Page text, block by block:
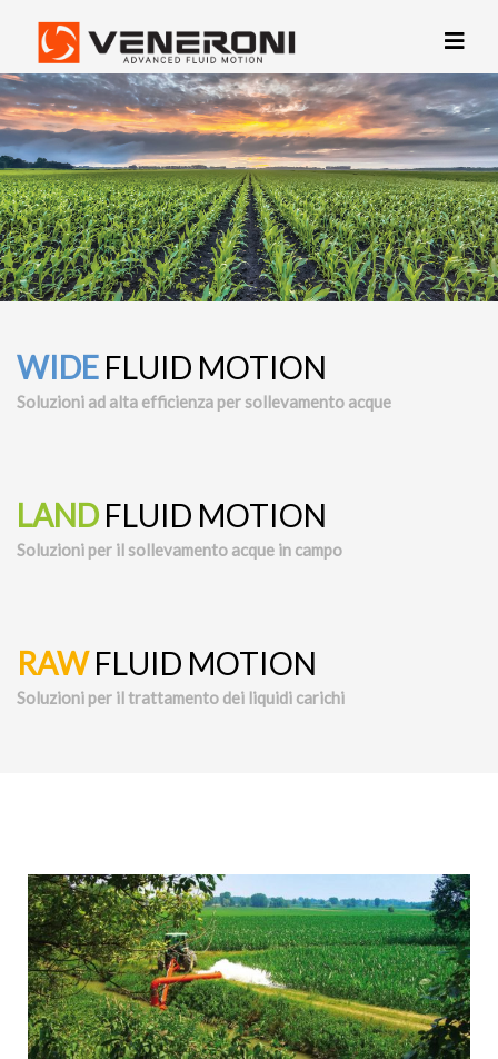
WIDE FLUID MOTION
Soluzioni ad alta efficienza per sollevamento acque
LAND FLUID MOTION
Soluzioni per il sollevamento acque in campo
RAW FLUID MOTION
Soluzioni per il trattamento dei liquidi carichi